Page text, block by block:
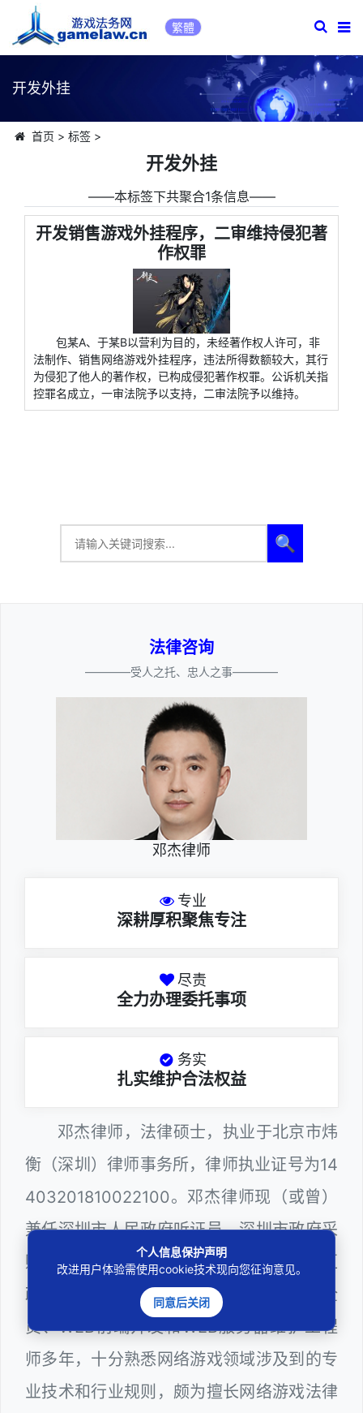
繁體
开发外挂
首页 > 标签>
开发外挂
――本标签下共聚合1条信息――
开发销售游戏外挂程序，二审维持侵犯著
作权罪
包某A、于某B以营利为目的，未经著作权人许可，非
法制作、销售网络游戏外挂程序，违法所得数额较大，其行
为侵犯了他人的著作权，已构成侵犯著作权罪。公诉机关指
控罪名成立，一审法院予以支持，二审法院予以维持。
🔍
法律咨询
————受人之托、忠人之事————
邓杰律师
专业
深耕厚积聚焦专注
尽责
全力办理委托事项
务实
扎实维护合法权益
邓杰律师，法律硕士，执业于北京市炜
衡（深圳）律师事务所，律师执业证号为14
403201810022100。邓杰律师现（或曾）
兼任深圳市人民政府听证员、深圳市政府采
购评审专家（法律类），曾担任深圳市某区
政府系统公职律师、计算机信息网络安全
员、WEB前端开发和WEB服务器维护工程
师多年，十分熟悉网络游戏领域涉及到的专
业技术和行业规则，颇为擅长网络游戏法律
个人信息保护声明
改进用户体验需使用cookie技术现向您征询意见。
同意后关闭